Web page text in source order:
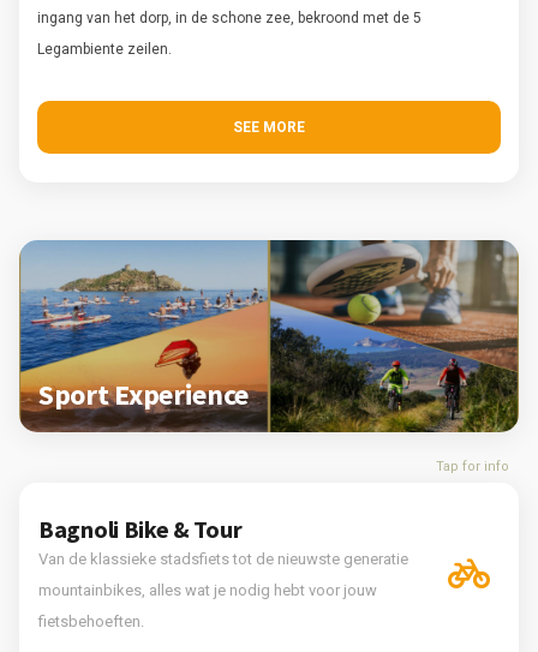
ingang van het dorp, in de schone zee, bekroond met de 5
Legambiente zeilen.
SEE MORE
Sport Experience
Tap for info
Bagnoli Bike & Tour
Van de klassieke stadsfiets tot de nieuwste generatie
mountainbikes, alles wat je nodig hebt voor jouw
fietsbehoeften.